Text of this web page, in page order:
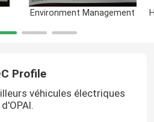
Environment Management
Profile
véhicules électriques